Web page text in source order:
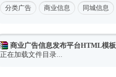
分类广告 商业信息 同城信息
商业广告信息发布平台HTML模板
正在加载文件目录...